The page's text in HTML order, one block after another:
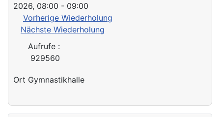
2026, 08:00 - 09:00
Vorherige Wiederholung
Nächste Wiederholung
Aufrufe:
929560
Ort Gymnastikhalle